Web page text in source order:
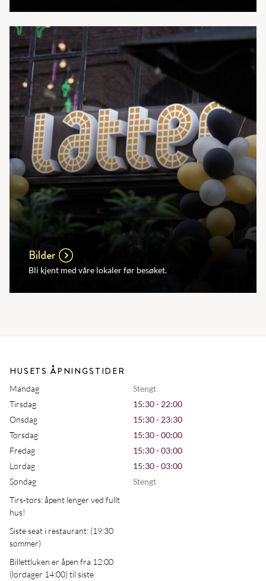
Bilder
Bli kjent med våre lokaler før besøket.
HUSETS ÅPNINGSTIDER
Mandag
Stengt
Tirsdag
15:30 - 22:00
Onsdag
15:30 - 23:30
Torsdag
15:30 - 00:00
Fredag
15:30 - 03:00
Lørdag
15:30 - 03:00
Søndag
Stengt
Tirs-tors: åpent lenger ved fullt
hus!
Siste seat i restaurant: (19:30
sommer)
Billettluken er åpen fra 12:00
(lørdager 14:00) til siste